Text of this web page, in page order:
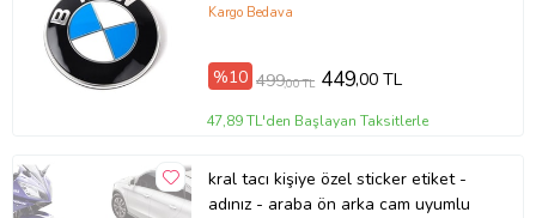
Kargo Bedava
%10 499,00 TL 449,00 TL
47,89 TL'den Başlayan Taksitlerle
kral tacı kişiye özel sticker etiket -
adınız - araba ön arka cam uyumlu